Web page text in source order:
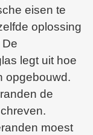
eisen te
oplossing
legt uit hoe
opgebouwd.
de
moest